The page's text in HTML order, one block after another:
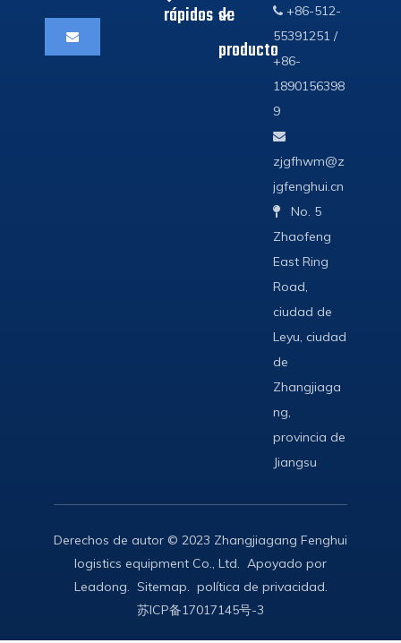
rápidos de
producto
 +86-512-
55391251 /
+86-
1890156398
9

zjgfhwm@z
jgfenghui.cn

No. 5
Zhaofeng
East Ring
Road,
ciudad de
Leyu, ciudad
de
Zhangjiaga
ng,
provincia de
Jiangsu
Derechos de autor © 2023 Zhangjiagang Fenghui
logistics equipment Co., Ltd. Apoyado por
Leadong. Sitemap. política de privacidad.
苏ICP备17017145号-3